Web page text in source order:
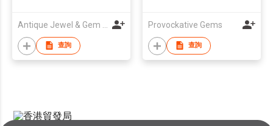
查詢
Provockative Gems
查詢